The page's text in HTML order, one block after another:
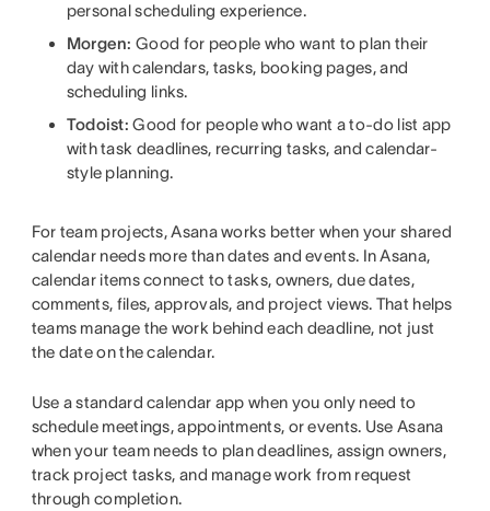
personal scheduling experience.
Morgen: Good for people who want to plan their
day with calendars, tasks, booking pages, and
scheduling links.
Todoist: Good for people who want a to-do list app
with task deadlines, recurring tasks, and calendar-
style planning.
For team projects, Asana works better when your shared
calendar needs more than dates and events. In Asana,
calendar items connect to tasks, owners, due dates,
comments, files, approvals, and project views. That helps
teams manage the work behind each deadline, not just
the date on the calendar.
Use a standard calendar app when you only need to
schedule meetings, appointments, or events. Use Asana
when your team needs to plan deadlines, assign owners,
track project tasks, and manage work from request
through completion.